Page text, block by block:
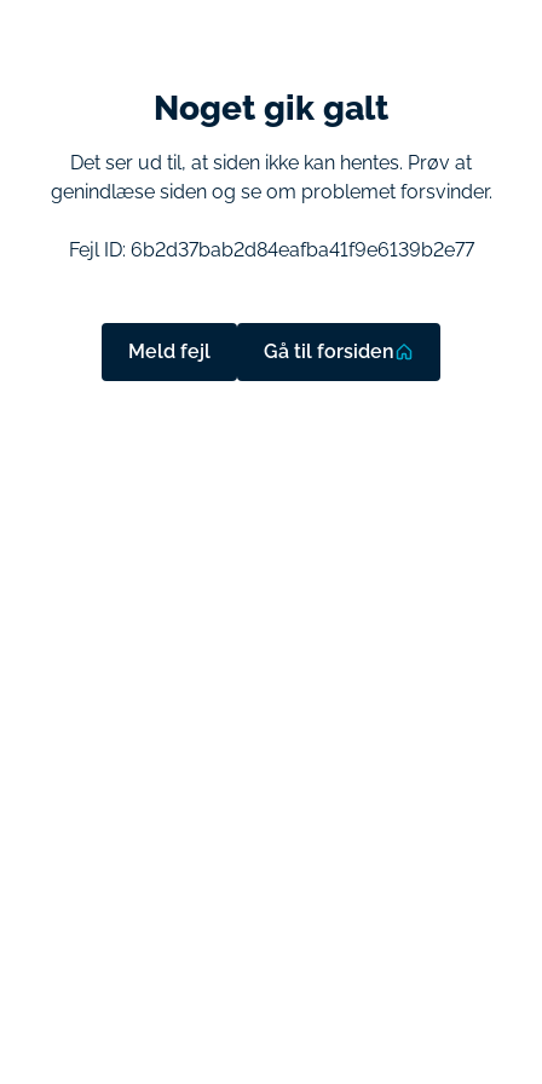
Noget gik galt
Det ser ud til, at siden ikke kan hentes. Prøv at
genindlæse siden og se om problemet forsvinder.
Fejl ID: 6b2d37bab2d84eafba41f9e6139b2e77
Meld fejl Gå til forsiden